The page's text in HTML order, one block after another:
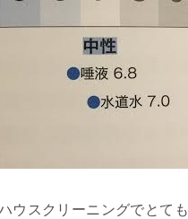
ウスクリーニングでとて